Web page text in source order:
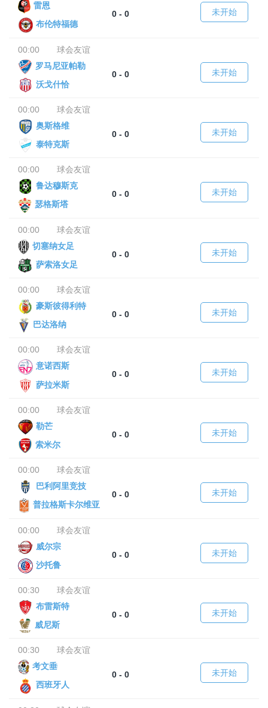
雷恩
0 - 0
布伦特福德
未开始
00:00
球会友谊
罗马尼亚帕勒
0 - 0
沃戈什恰
未开始
00:00
球会友谊
奥斯格维
0 - 0
泰特克斯
未开始
00:00
球会友谊
鲁达穆斯克
0 - 0
瑟格斯塔
未开始
00:00
球会友谊
切塞纳女足
0 - 0
萨索洛女足
未开始
00:00
球会友谊
豪斯彼得利特
0 - 0
巴达洛纳
未开始
00:00
球会友谊
意诺西斯
0 - 0
萨拉米斯
未开始
00:00
球会友谊
勒芒
0 - 0
索米尔
未开始
00:00
球会友谊
巴利阿里竞技
0 - 0
普拉格斯卡尔维亚
未开始
00:00
球会友谊
威尔宗
0 - 0
沙托鲁
未开始
00:30
球会友谊
布雷斯特
0 - 0
威尼斯
未开始
00:30
球会友谊
考文垂
0 - 0
西班牙人
未开始